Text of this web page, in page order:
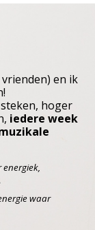
en ik
hoger
iedere week
energiek,
waar